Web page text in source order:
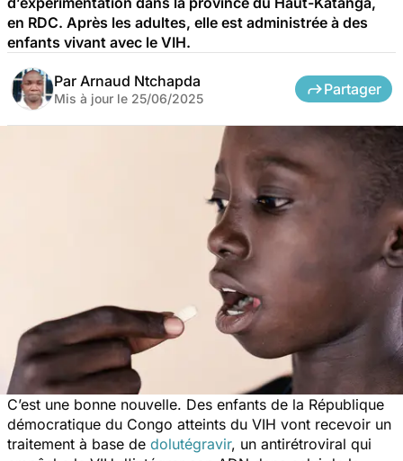
en RDC. Après les adultes, elle est administrée à des
enfants vivant avec le VIH.
Par Arnaud Ntchapda
Mis à jour le 25/06/2025
Partager
C’est une bonne nouvelle. Des enfants de la République
démocratique du Congo atteints du VIH vont recevoir un
traitement à base de dolutégravir, un antirétroviral qui